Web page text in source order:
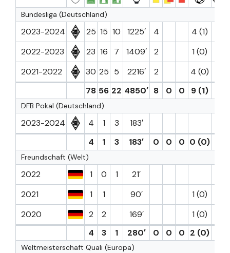
Bundesliga (Deutschland)
2023-2024 25 15 10 1225′ 4 4 (1)
2022-2023
23 16 7 1409′ 2
1 (0)
2021-2022
30 25 5 2216′ 2 4 (0)
78 56 22 4850′ 8 0 0 9 (1)
DFB Pokal (Deutschland)
2023-2024 4 1 3 183′
4
1 3 183′ 0 0 0 0 (0)
Freundschaft (Welt)
2022 1 0 1
21′
2021
1 1 90′
1 (0)
2020
2 2 169′
1 (0)
4
3 1 280′ 0 0 0 2 (0)
Weltmeisterschaft Quali (Europa)